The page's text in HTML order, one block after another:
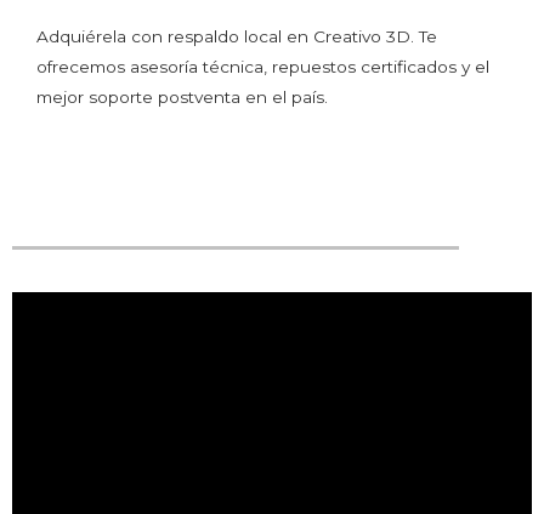
Adquiérela con respaldo local en Creativo 3D. Te
ofrecemos asesoría técnica, repuestos certificados y el
mejor soporte postventa en el país.